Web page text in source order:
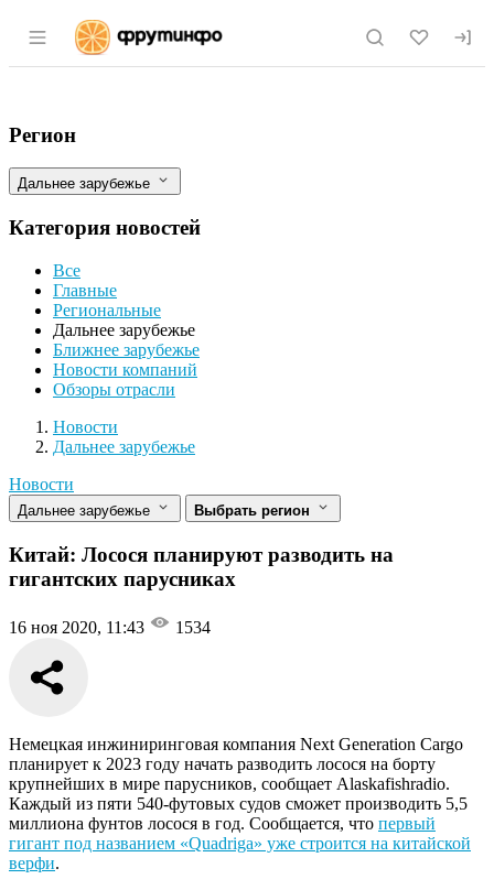
Раздел навигации по сайту fruitinfo.ru
Китай: Лосося планируют разводить на
Фильтры
Регион
Дальнее зарубежье
Категория новостей
Все
Главные
Региональные
Дальнее зарубежье
Ближнее зарубежье
Новости компаний
Обзоры отрасли
Новости
Разделы
Новости
Дальнее зарубежье
Новости
Дальнее зарубежье Выбрать регион
Китай: Лосося планируют разводить на
гигантских парусниках
16 ноя 2020, 11:43 1534
Немецкая инжиниринговая компания Next Generation Cargo
планирует к 2023 году начать разводить лосося на борту
крупнейших в мире парусников, сообщает Alaskafishradio.
Каждый из пяти 540-футовых судов сможет производить 5,5
миллиона фунтов лосося в год. Сообщается, что первый
гигант под названием «Quadriga» уже строится на китайской
верфи.